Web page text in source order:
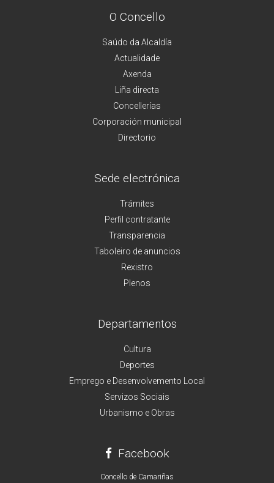
O Concello
Saúdo da Alcaldía
Actualidade
Axenda
Liña directa
Concellerías
Corporación municipal
Directorio
Sede electrónica
Trámites
Perfil contratante
Transparencia
Taboleiro de anuncios
Rexistro
Plenos
Departamentos
Cultura
Deportes
Emprego e Desenvolvemento Local
Servizos Sociais
Urbanismo e Obras
Facebook
Concello de Camariñas